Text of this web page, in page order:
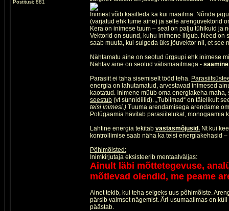
Postitusi: 881
Inimest võib käsitleda ka kui maailma. Nõnda
(varjatud ehk tume aine) ja selle arenguvektorid
Kera on inimese tuum – seal on palju tühikuid ja
Vektorid on suund, kuhu inimene liigub. Need on
saab muuta, kui sulgeda üks jõuvektor nii, et see
Nähtamatu aine on seotud ürgsupi ehk inimese
Nähtav aine on seotud välismaailmaga -
Parasiit ei taha sisemiselt tööd teha.
energia on lahutamatud, arvestavad inimesed
kaotatud. Inimene müüb oma energiakeha
seestub (vt sünnidiilid). „Tublimad“ on täielikult
teisi inimesi.) Tuuma arendamisega arendame
Polügaamia hävitab parasiitelukat, monogaamia
Lahtine energia tekitab vastasmõjusid. Nt kui
kontrollimise saab näha ka teisi energiakehasid
Põhimõisted:
Inimkirjutaja eksisteerib mentaalväljas:
Ainult läbi mõttetegevuse,
mõtlevad olendid, me peame
Ainet tekib, kui teha selgeks uus põhimõiste.
pärsib vaimset nägemist. Äri-usumaailmas on
päästab.